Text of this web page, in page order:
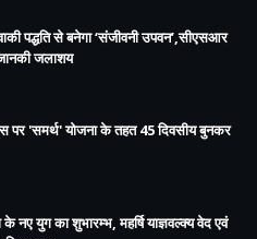
पद्धति से बनेगा ‘संजीवनी उपवन’,सीएसआर
जलाशय
पर 'समर्थ' योजना के तहत 45 दिवसीय बुनकर
के नए युग का शुभारम्भ, महर्षि याज्ञवल्क्य वेद एवं